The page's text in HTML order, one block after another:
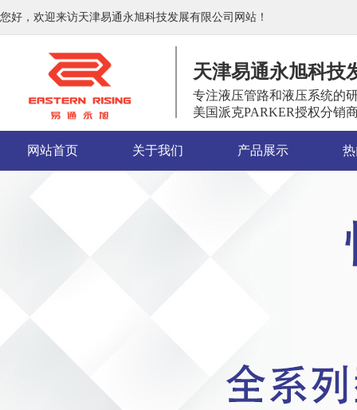
您好，欢迎来访天津易通永旭科技发展有限公司网站！
天津易通永旭科技
专注液压管路和液压系统的
美国派克PARKER授权分销
网站首页 关于我们 产品展示